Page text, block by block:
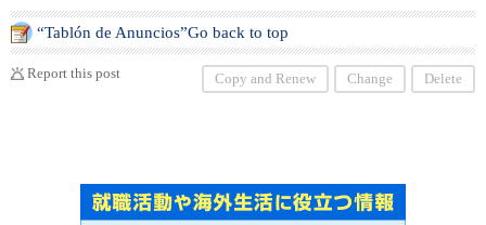
e adapte a sus necesidades. Le presentaremos al profes
or que mejor se adapte a su horario y a sus objetivos d
e aprendizaje.
“Tablón de Anuncios”Go back to top
Report this post Copy and Renew Change Delete